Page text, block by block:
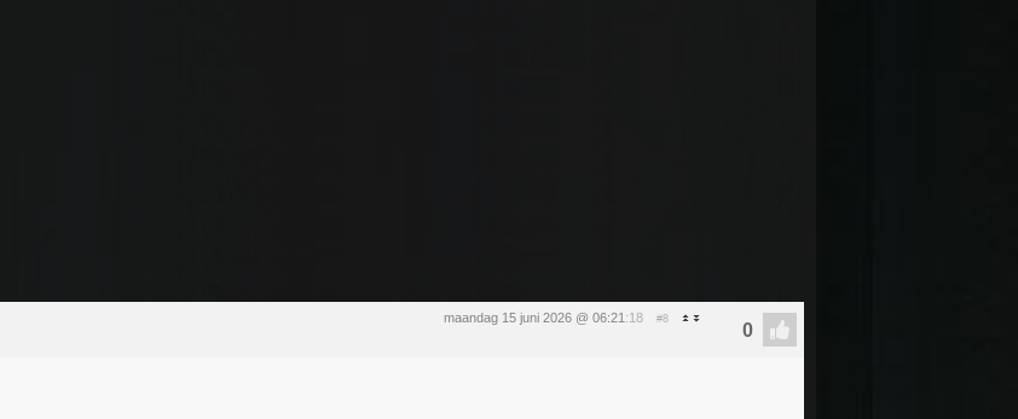
maandag 15 juni 2026 @ 06:21 :18 #8